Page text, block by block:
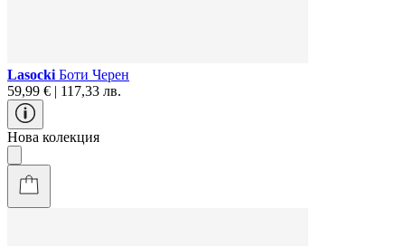
Lasocki Боти Черен
59,99 € | 117,33 лв.
Нова колекция